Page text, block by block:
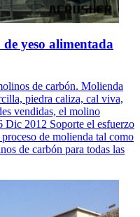
yeso alimentada
de carbón. Molienda
piedra caliza, cal viva,
vendidas, el molino
Dic 2012 Soporte el esfuerzo
de molienda tal como
de carbón para todas las